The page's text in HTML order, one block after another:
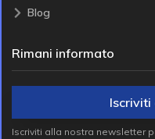
Blog
Rimani informato
Iscriviti
Iscriviti alla nostra newsletter